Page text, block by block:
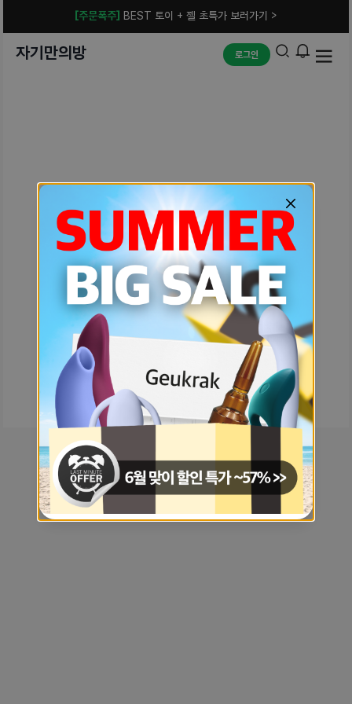
[주문폭주] BEST 토이 + 젤 초특가 보러가기 >
자기만의방 로그인
예상치 못한 에러입니다.